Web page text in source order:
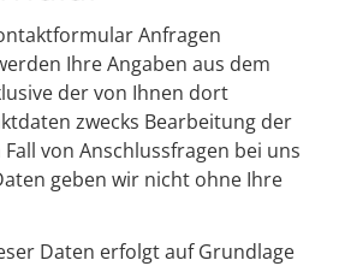
Anfragen
Ihre Angaben aus dem
der von Ihnen dort
zwecks Bearbeitung der
von Anschlussfragen bei uns
geben wir nicht ohne Ihre
Daten erfolgt auf Grundlage